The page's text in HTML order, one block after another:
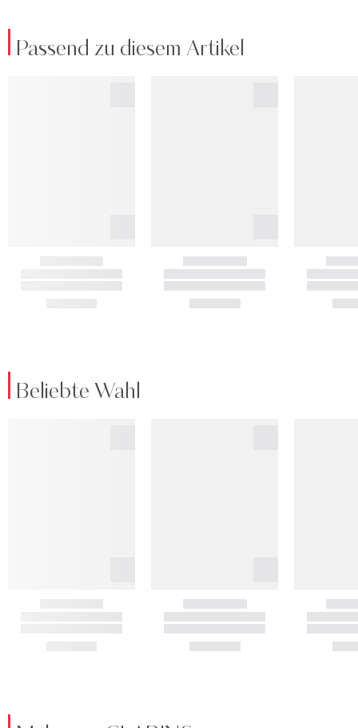
Passend zu diesem Artikel
Beliebte Wahl